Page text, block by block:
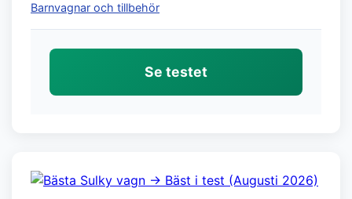
Barnvagnar och tillbehör
Se testet